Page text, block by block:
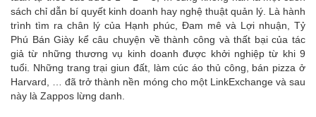
sách chỉ dẫn bí quyết kinh doanh hay nghệ thuật quản lý. Là hành
trình tìm ra chân lý của Hạnh phúc, Đam mê và Lợi nhuận, Tỷ
Phú Bán Giày kể câu chuyện về thành công và thất bại của tác
giả từ những thương vụ kinh doanh được khởi nghiệp từ khi 9
tuổi. Những trang trại giun đất, làm cúc áo thủ công, bán pizza ở
Harvard, … đã trở thành nền móng cho một LinkExchange và sau
này là Zappos lừng danh.